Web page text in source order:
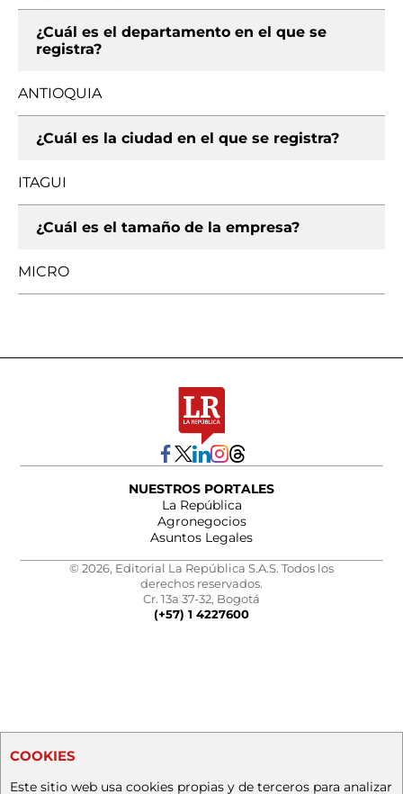
¿Cuál es el departamento en el que se
registra?
ANTIOQUIA
¿Cuál es la ciudad en el que se registra?
ITAGUI
¿Cuál es el tamaño de la empresa?
MICRO
NUESTROS PORTALES
La República
Agronegocios
Asuntos Legales
© 2026, Editorial La República S.A.S. Todos los
derechos reservados.
Cr. 13a 37-32, Bogotá
(+57) 1 4227600
COOKIES
Este sitio web usa cookies propias y de terceros para analizar